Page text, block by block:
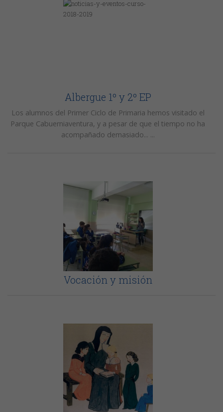
Albergue 1º y 2º EP
Los alumnos del Primer Ciclo de Primaria hemos visitado el
Parque Cabuerniaventura, y a pesar de que el tiempo no ha
acompañado demasiado... ...
Vocación y misión